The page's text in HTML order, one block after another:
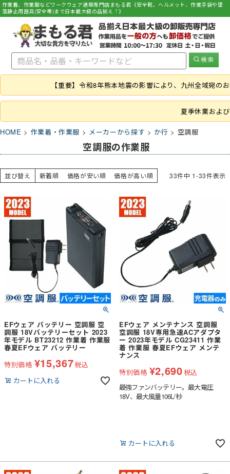
作業着、作業服などワークウェア通販専門店まもる君《安全靴、ヘルメット、作業手袋や墜
落静止用器具(安全帯)まで日本最大級の品揃え！》
【重要】令和8年熊本地震の影響により、九州全域宛
夏季休業およ
HOME 作業着・作業服 メーカーから探す か行 空調服
空調服の作業服
並び替え 新着順 価格が安い順 価格が高い順 33件中 1-33件表示
EFウェア バッテリー 空調服 空
調服 18Vバッテリーセット 2023
年モデル BT23212 作業着 作業服
春夏EFウェア バッテリー
特別価格 ¥15,367税込
カートに入れる
EFウェア メンテナンス 空調服
空調服 18V専用急速ACアダプタ
ー 2023年モデル CG23411 作業
着 作業服 春夏EFウェア メンテ
ナンス
特別価格 ¥2,690税込
最強ファンバッテリー。最大電圧
18V、最大風量106L/秒
カートに入れる